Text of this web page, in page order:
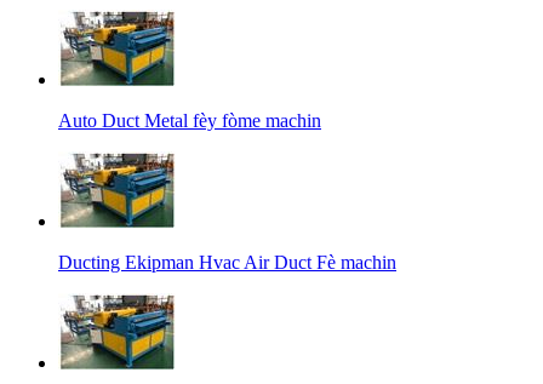
Auto Duct Metal fèy fòme machin
Ducting Ekipman Hvac Air Duct Fè machin